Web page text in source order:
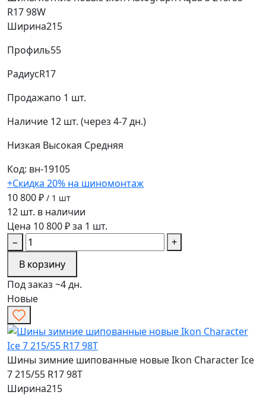
R17 98W
Ширина215
Профиль55
РадиусR17
Продажапо 1 шт.
Наличие 12 шт. (через 4-7 дн.)
Низкая Высокая Средняя
Код: вн-19105
+Скидка 20% на шиномонтаж
10 800 ₽ / 1 шт
12 шт. в наличии
Цена 10 800 ₽ за 1 шт.
−
+
В корзину
Под заказ ~4 дн.
Новые
Шины зимние шипованные новые Ikon Character Ice
7 215/55 R17 98T
Ширина215